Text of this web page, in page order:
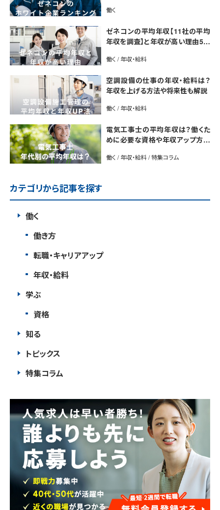
働く
ゼネコンの平均年収【11社の平均
年収を調査】と年収が高い理由5選
働く / 年収・給料
空調設備の仕事の年収・給料は？
年収を上げる方法や将来性も解説
働く / 年収・給料
電気工事士の平均年収は？働くた
めに必要な資格や年収アップ方法
働く / 年収・給料 / 特集コラム
カテゴリから記事を探す
働く
働き方
転職・キャリアアップ
年収・給料
学ぶ
資格
知る
トピックス
特集コラム